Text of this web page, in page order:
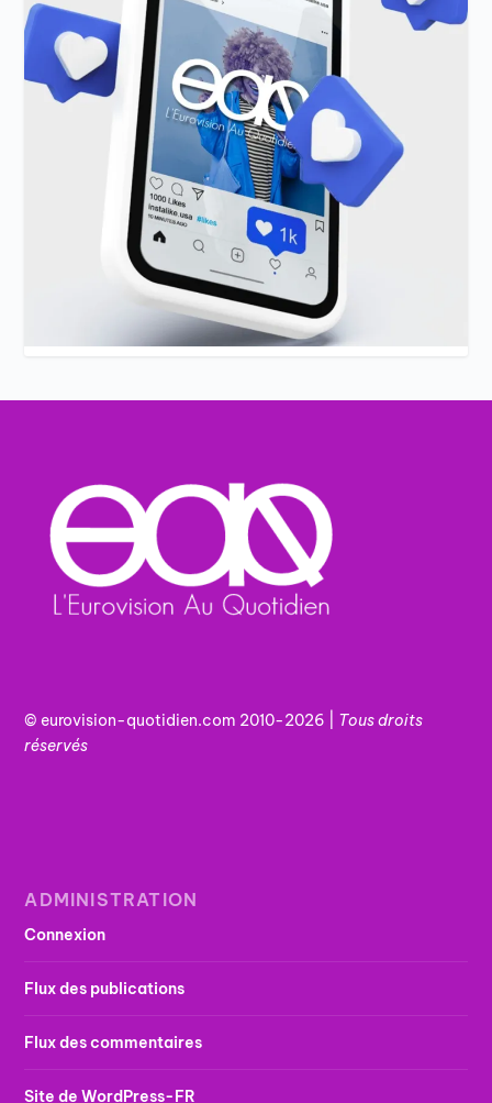
© eurovision-quotidien.com 2010-2026 | Tousdroits
réservés
ADMINISTRATION
Connexion
Flux des publications
Flux des commentaires
Site de WordPress-FR